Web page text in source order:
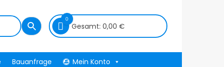
0
Gesamt: 0,00 €
Bauanfrage Mein Konto